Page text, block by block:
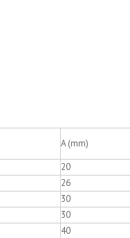
A (mm)
20
26
30
30
40